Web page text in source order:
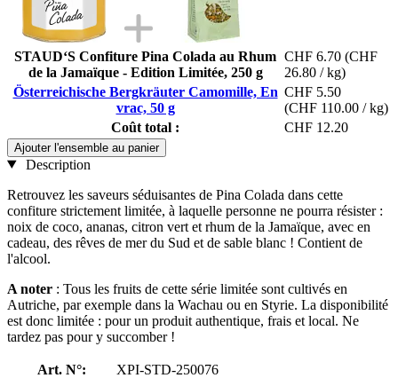
STAUD‘S Confiture Pina Colada au Rhum
de la Jamaïque - Edition Limitée, 250 g
CHF 6.70 (CHF
26.80 / kg)
Österreichische Bergkräuter Camomille, En
vrac, 50 g
CHF 5.50
(CHF 110.00 / kg)
Coût total :
CHF 12.20
Ajouter l'ensemble au panier
Description
Retrouvez les saveurs séduisantes de Pina Colada dans cette
confiture strictement limitée, à laquelle personne ne pourra résister :
noix de coco, ananas, citron vert et rhum de la Jamaïque, avec en
cadeau, des rêves de mer du Sud et de sable blanc ! Contient de
l'alcool.
A noter : Tous les fruits de cette série limitée sont cultivés en
Autriche, par exemple dans la Wachau ou en Styrie. La disponibilité
est donc limitée : pour un produit authentique, frais et local. Ne
tardez pas pour y succomber !
Art. N°:
XPI-STD-250076